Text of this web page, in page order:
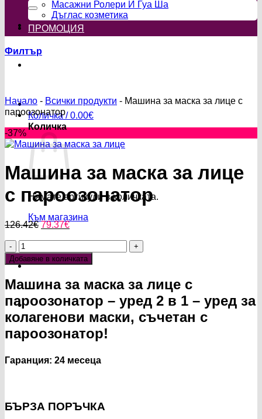
за:
Количка /0.00€
Количка
Нямате артикули в количката.
Към магазина
Масажни Ролери И Гуа Ша
Дъглас козметика
ПРОМОЦИЯ
Филтър
Начало - Всички продукти - Машина за маска за лице с
пароозонатор
-37%
Машина за маска за лице
с пароозонатор
126.42€Original
126.42€.
79.37€Текущата
79.37€.
количество
за
Машина
маска
за
лице
с
пароозонатор
Добавяне в количката
Машина за маска за лице с
пароозонатор – уред 2 в 1 – уред за
колагенови маски, съчетан с
пароозонатор!
Гаранция: 24 месеца
БЪРЗА ПОРЪЧКА